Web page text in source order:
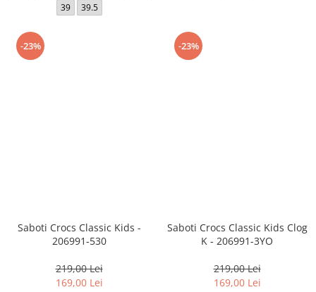
39
39.5
-23%
Saboti Crocs Classic Kids -
206991-530
219,00 Lei
169,00 Lei
-23%
Saboti Crocs Classic Kids Clog
K - 206991-3YO
219,00 Lei
169,00 Lei